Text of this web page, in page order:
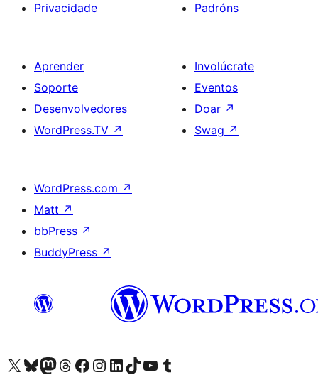
Privacidade
Padróns
Aprender
Soporte
Desenvolvedores
WordPress.TV ↗
Involúcrate
Eventos
Doar ↗
Swag ↗
WordPress.com ↗
Matt ↗
bbPress ↗
BuddyPress ↗
Visita la cuenta de X (anteriormente Twitter)
Visita a nosa conta de Bluesky
Visita a nosa conta de Mastodon
Visita a nosa conta de Threads
Visita a nosa páxina de Facebook
Visita a nosa conta de Instagram
Visita a nosa conta de LinkedIn
Visita a nosa conta de TikTok
Visita a nosa canle de YouTube
Visita a nosa conta de Tumblr